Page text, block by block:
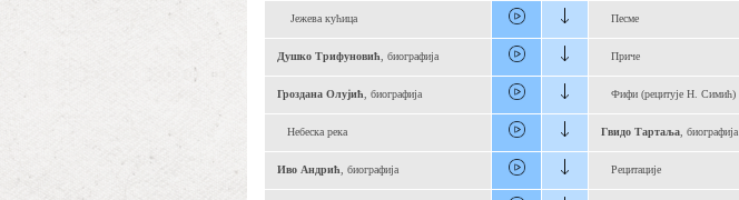
Јежева кућица Песме
Душко Трифуновић , биографија Приче
Гроздана Олујић , биографија Фифи (рецитује Н. Симић)
Небеска река Гвидо Тартаља , биографија
Иво Андрић , биографија Рецитације